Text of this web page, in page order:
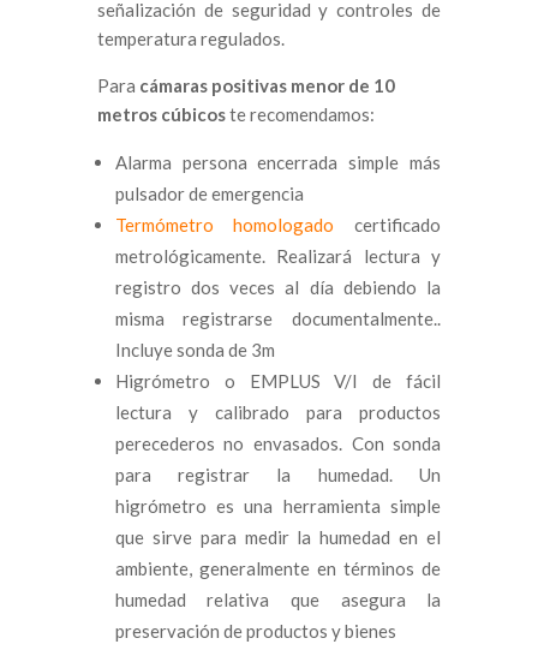
señalización de seguridad y controles de
temperatura regulados.
Para cámaras positivas menor de 10
metros cúbicoste recomendamos:
Alarma persona encerrada simple más
pulsador de emergencia
Termómetro homologado certificado
metrológicamente. Realizará lectura y
registro dos veces al día debiendo la
misma registrarse documentalmente..
Incluye sonda de 3m
Higrómetro o EMPLUS V/I de fácil
lectura y calibrado para productos
perecederos no envasados. Con sonda
para registrar la humedad. Un
higrómetro es una herramienta simple
que sirve para medir la humedad en el
ambiente, generalmente en términos de
humedad relativa que asegura la
preservación de productos y bienes